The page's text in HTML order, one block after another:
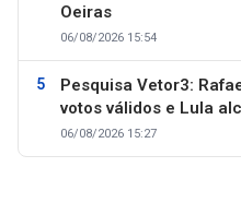
Oeiras
06/08/2026 15:54
Pesquisa Vetor3:
votos válidos e Lula
06/08/2026 15:27